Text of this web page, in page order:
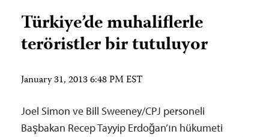
Türkiye’de muhaliflerle
teröristler bir tutuluyor
January 31, 2013 6:48 PM EST
Joel Simon ve Bill Sweeney/CPJ personeli
Başbakan Recep Tayyip Erdoğan’ın hükumeti